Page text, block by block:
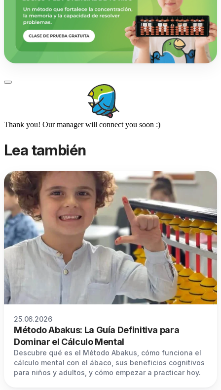
Thank you! Our manager will connect you soon :)
Lea también
25.06.2026
Método Abakus: La Guía Definitiva para
Dominar el Cálculo Mental
Descubre qué es el Método Abakus, cómo funciona el
cálculo mental con el ábaco, sus beneficios cognitivos
para niños y adultos, y cómo empezar a practicar hoy.